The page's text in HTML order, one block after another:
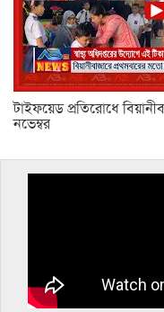
টাইফয়েড প্রতিরোধে
নভেম্বর